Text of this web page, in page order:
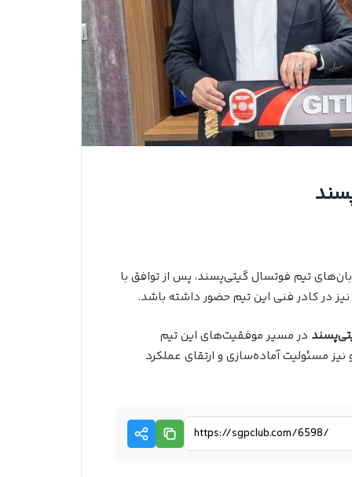
تیم فوتسال گیتی‌پسند، پس از توافق با
نیز در کادر فنی این تیم حضور داشته باشد.
در مسیر موفقیت‌های این تیم
مسئولیت آماده‌سازی و ارتقای عملکرد